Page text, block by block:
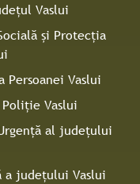
Vaslui
şi Protecţia
Persoanei Vaslui
Vaslui
al judeţului
a judeţului Vaslui